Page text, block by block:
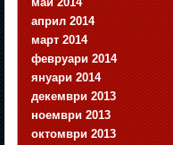
април 2014
март 2014
февруари 2014
януари 2014
декември 2013
ноември 2013
октомври 2013